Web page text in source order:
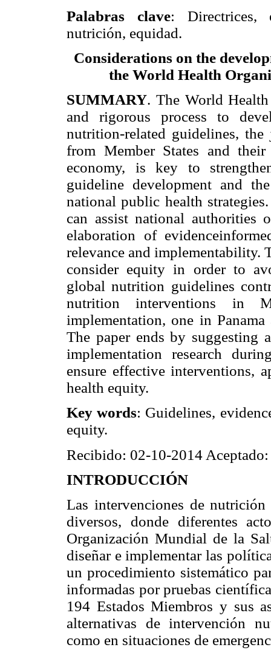
Palabras clave: Directrices,
nutrición, equidad.
Considerations on the
the World Health
SUMMARY. The World
and rigorous process to
nutrition-related guidelines,
from Member States and
economy, is key to
guideline development and
national public health
can assist national authorities
elaboration of
relevance and implementability.
consider equity in order to
global nutrition guidelines
nutrition interventions in
implementation, one in
The paper ends by suggesting
implementation research
ensure effective interventions,
health equity.
Key words: Guidelines,
equity.
Recibido: 02-10-2014
INTRODUCCIÓN
Las intervenciones de
diversos, donde diferentes
Organización Mundial de la
diseñar e implementar las
un procedimiento sistemático
informadas por pruebas
194 Estados Miembros y sus
alternativas de intervención
como en situaciones de